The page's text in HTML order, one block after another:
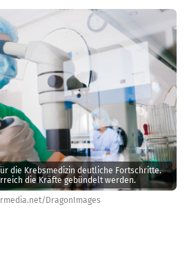
DragonImages
die Krebsmedizin deutliche Fortschritte.
die Kräfte gebündelt werden.